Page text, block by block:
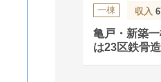
一棟 収入
亀戸・新築
は23区鉄骨造